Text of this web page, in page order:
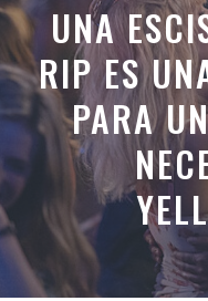
UNA
RIP ES
PARA